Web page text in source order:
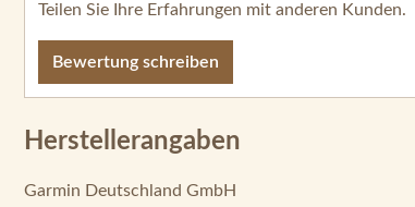
Teilen Sie Ihre Erfahrungen mit anderen Kunden.
Bewertung schreiben
Herstellerangaben
Garmin Deutschland GmbH